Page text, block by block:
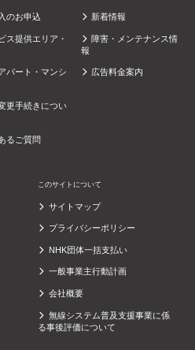
のお申込
ス提供エリア・
パート・マンシ
更手続きについ
るご質問
新着情報
障害・メンテナンス情
報
広告料金案内
このサイトについて
サイトマップ
プライバシーポリシー
NHK団体一括支払い
一般事業主行動計画
会社概要
無線システム普及支援事業に係
る事後評価について